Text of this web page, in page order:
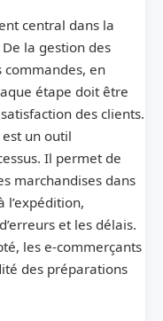
central dans la
De la gestion des
commandes, en
étape doit être
des clients.
est un outil
Il permet de
marchandises dans
l’expédition,
et les délais.
les e-commerçants
des préparations